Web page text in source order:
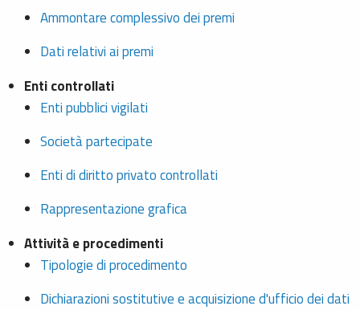
Ammontare complessivo dei premi
Dati relativi ai premi
Enti controllati
Enti pubblici vigilati
Società partecipate
Enti di diritto privato controllati
Rappresentazione grafica
Attività e procedimenti
Tipologie di procedimento
Dichiarazioni sostitutive e acquisizione d'ufficio dei dati